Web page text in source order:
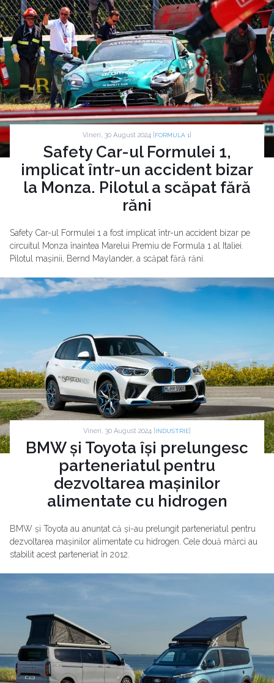
Vineri, 30 August 2024 | FORMULA 1
Safety Car-ul Formulei 1,
implicat într-un accident bizar
la Monza. Pilotul a scăpat fără
răni
Safety Car-ul Formulei 1 a fost implicat într-un accident bizar pe
circuitul Monza înaintea Marelui Premiu de Formula 1 al Italiei.
Pilotul mașinii, Bernd Maylander, a scăpat fără răni.
Vineri, 30 August 2024 | INDUSTRIE
BMW și Toyota își prelungesc
parteneriatul pentru
dezvoltarea mașinilor
alimentate cu hidrogen
BMW și Toyota au anunțat că și-au prelungit parteneriatul pentru
dezvoltarea mașinilor alimentate cu hidrogen. Cele două mărci au
stabilit acest parteneriat în 2012.